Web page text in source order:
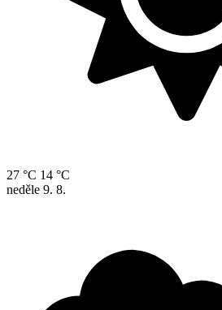
27 °C 14 °C
neděle 9. 8.